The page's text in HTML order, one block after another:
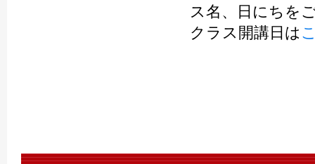
ス名、日にちを
クラス開講日は